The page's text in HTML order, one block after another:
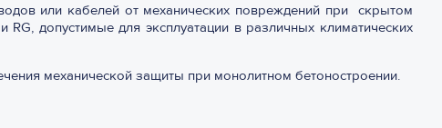
или кабелей от механических повреждений при скрытом
допустимые для эксплуатации в различных климатических
механической защиты при монолитном бетоностроении.